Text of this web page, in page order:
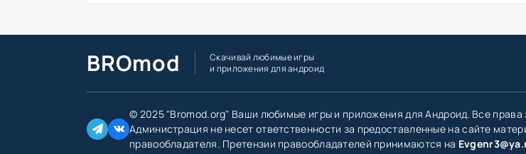
BROmod
Скачивай любимые игры
и приложения для андроид
© 2025 "Bromod.org" Ваши любимые игры и приложения для Андроид. Все
Администрация не несет ответственности за предоставленные на сайте
правообладателя. Претензии правообладателей принимаются на